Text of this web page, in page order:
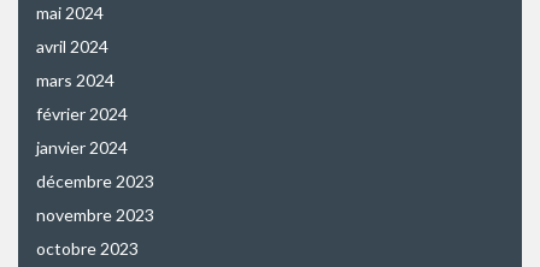
mai 2024
avril 2024
mars 2024
février 2024
janvier 2024
décembre 2023
novembre 2023
octobre 2023